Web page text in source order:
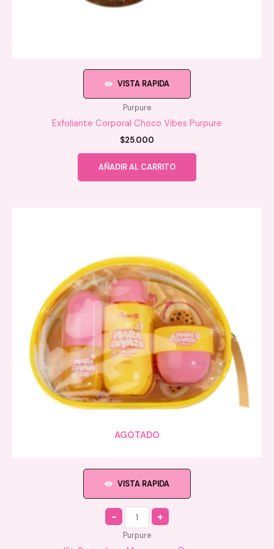
VISTA RAPIDA
Purpure
Exfoliante Corporal Choco Vibes Purpure
$25.000
AÑADIR AL CARRITO
AGOTADO
VISTA RAPIDA
Quantity
Purpure